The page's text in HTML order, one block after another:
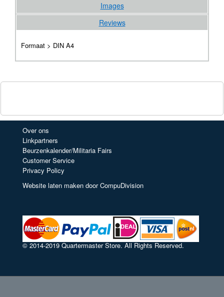
Images
Reviews
Formaat > DIN A4
Over ons
Linkpartners
Beurzenkalender/Militaria Fairs
Customer Service
Privacy Policy
Website laten maken door CompuDivision
© 2014-2019 Quartermaster Store. All Rights Reserved.